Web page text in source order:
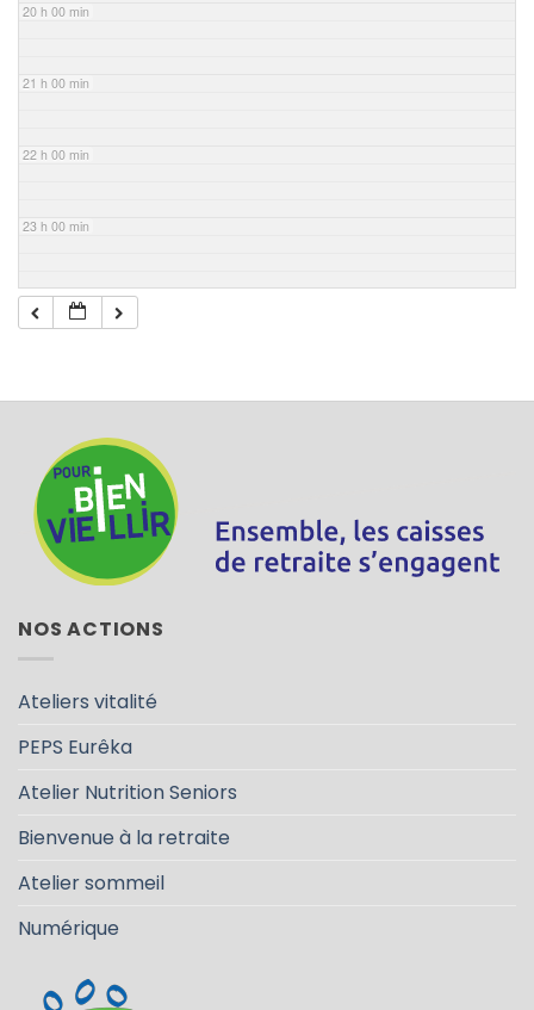
20 h 00 min
21 h 00 min
22 h 00 min
23 h 00 min
NOS ACTIONS
Ateliers vitalité
PEPS Eurêka
Atelier Nutrition Seniors
Bienvenue à la retraite
Atelier sommeil
Numérique